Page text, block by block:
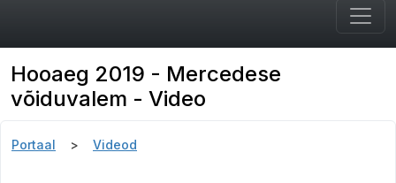
Hooaeg 2019 - Mercedese
võiduvalem - Video
Portaal Videod